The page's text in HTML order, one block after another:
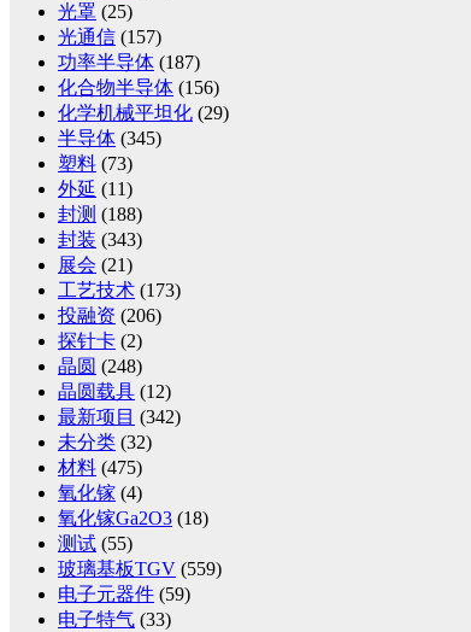
光罩 (25)
光通信 (157)
功率半导体 (187)
化合物半导体 (156)
化学机械平坦化 (29)
半导体 (345)
塑料 (73)
外延 (11)
封测 (188)
封装 (343)
展会 (21)
工艺技术 (173)
投融资 (206)
探针卡 (2)
晶圆 (248)
晶圆载具 (12)
最新项目 (342)
未分类 (32)
材料 (475)
氧化镓 (4)
氧化镓Ga2O3 (18)
测试 (55)
玻璃基板TGV (559)
电子元器件 (59)
电子特气 (33)